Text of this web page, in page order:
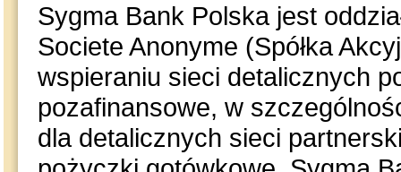
Sygma Bank Polska jest
Societe Anonyme (Spółka
wspieraniu sieci detalicznych
pozafinansowe, w
dla detalicznych sieci